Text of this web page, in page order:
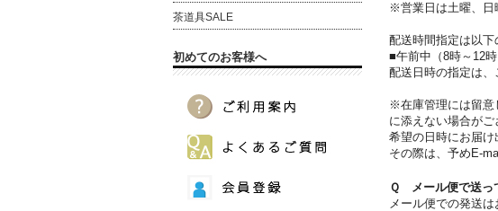
※営業日は土曜、日
配送時間指定は以下
■午前中（8時～12
配送日時の指定は、
※在庫管理には留意
に添えない場合が
希望の日時にお届け
その際は、予めE-
Ｑ メール便で送っ
メール便での発送
茶道具SALE
初めてのお客様へ